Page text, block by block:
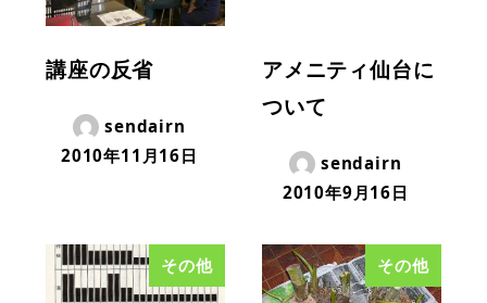
講座の反省
sendairn
2010年11月16日
アメニティ仙台に
ついて
sendairn
2010年9月16日
その他 その他